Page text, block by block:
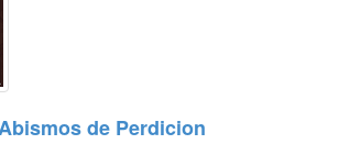
de Perdicion